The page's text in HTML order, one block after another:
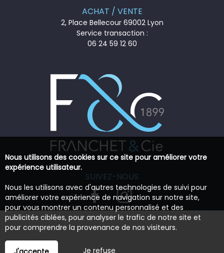
ACHAT / VENTE
2, Place Bellecour 69002 Lyon
Service transaction :
06 24 59 12 60
SUIVEZ-NOUS
Nous utilisons des cookies sur ce site pour améliorer votre
expérience utilisateur.
Nous les utilisons avec d'autres technologies de suivi pour
améliorer votre expérience de navigation sur notre site,
pour vous montrer un contenu personnalisé et des
publicités ciblées, pour analyser le trafic de notre site et
pour comprendre la provenance de nos visiteurs.
Je refuse